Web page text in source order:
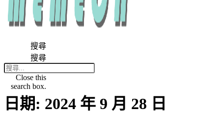
搜尋
搜尋
Close this
search box.
日期: 2024 年 9 月 28 日